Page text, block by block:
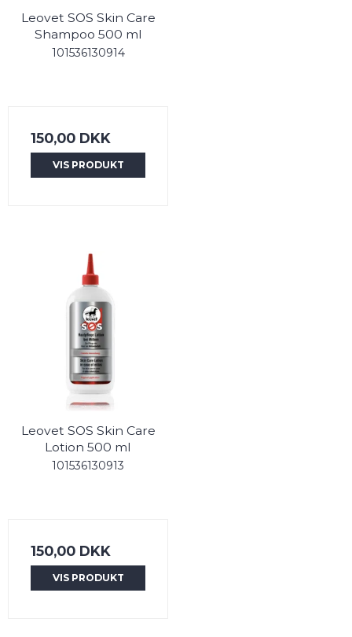
Leovet SOS Skin Care
Shampoo 500 ml
101536130914
150,00 DKK
VIS PRODUKT
Leovet SOS Skin Care
Lotion 500 ml
101536130913
150,00 DKK
VIS PRODUKT